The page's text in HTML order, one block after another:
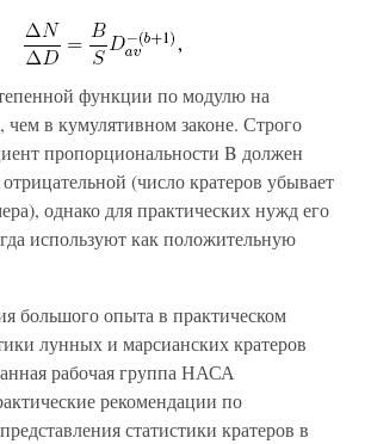
функции по модулю на
в кумулятивном законе. Строго
пропорциональности B должен
(число кратеров убывает
однако для практических нужд его
используют как положительную
большого опыта в практическом
лунных и марсианских кратеров
рабочая группа НАСА
рекомендации по
статистики кратеров в